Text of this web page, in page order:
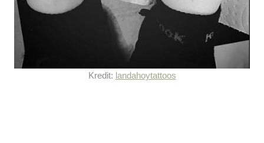
Kredit: landahoytattoos